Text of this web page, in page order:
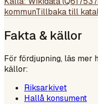
kommunTillbaka till
Fakta & källor
För fördjupning, läs mer
källor:
Riksarkivet
Hallå konsument